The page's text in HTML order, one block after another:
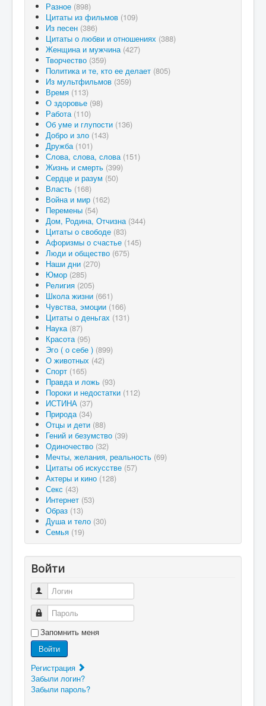
Разное (898)
Цитаты из фильмов (109)
Из песен (386)
Цитаты о любви и отношениях (388)
Женщина и мужчина (427)
Творчество (359)
Политика и те, кто ее делает (805)
Из мультфильмов (359)
Время (113)
О здоровье (98)
Работа (110)
Об уме и глупости (136)
Добро и зло (143)
Дружба (101)
Слова, слова, слова (151)
Жизнь и смерть (399)
Сердце и разум (50)
Власть (168)
Война и мир (162)
Перемены (54)
Дом, Родина, Отчизна (344)
Цитаты о свободе (83)
Афоризмы о счастье (145)
Люди и общество (675)
Наши дни (270)
Юмор (285)
Религия (205)
Школа жизни (661)
Чувства, эмоции (166)
Цитаты о деньгах (131)
Наука (87)
Красота (95)
Эго ( о себе ) (899)
О животных (42)
Спорт (165)
Правда и ложь (93)
Пороки и недостатки (112)
ИСТИНА (37)
Природа (34)
Отцы и дети (88)
Гений и безумство (39)
Одиночество (32)
Мечты, желания, реальность (69)
Цитаты об искусстве (57)
Актеры и кино (128)
Секс (43)
Интернет (53)
Образ (13)
Душа и тело (30)
Семья (19)
Войти
Логин
Пароль
Запомнить меня
Войти
Регистрация
Забыли логин?
Забыли пароль?